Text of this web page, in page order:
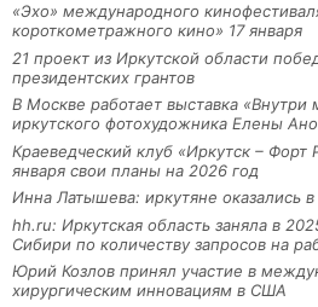
«Эхо» международного
короткометражного кино» 17 января
21 проект из Иркутской области
президентских грантов
В Москве работает выставка «Внутри
иркутского фотохудожника Елены
Краеведческий клуб «Иркутск – Форт
января свои планы на 2026 год
Инна Латышева: иркутяне оказались
hh.ru: Иркутская область заняла в
Сибири по количеству запросов на
Юрий Козлов принял участие в
хирургическим инновациям в США